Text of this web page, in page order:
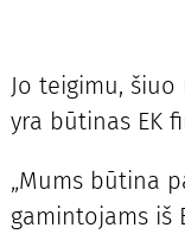
Jo teigimu,
yra būtinas EK
„Mums būtina
gamintojams iš